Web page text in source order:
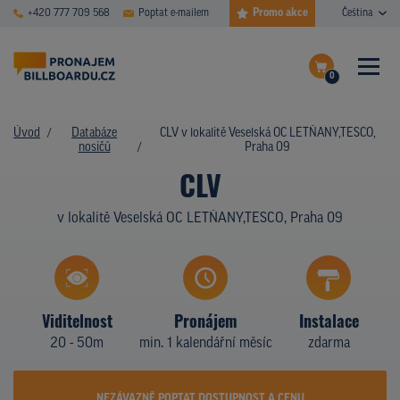
+420 777 709 568 Poptat e-mailem Promo akce Čeština
0
Dokončit poptávku
ČASTÉ DOTAZY
PLOCHY V AKCI
TYPY NOSIČŮ
Z PRAXE
Úvod
Databáze
nosičů
CLV v lokalitě Veselská OC LETŇANY,TESCO,
Praha 09
CLV
v lokalitě Veselská OC LETŇANY,TESCO, Praha 09
Viditelnost
20 - 50m
Pronájem
min. 1 kalendářní měsíc
Instalace
zdarma